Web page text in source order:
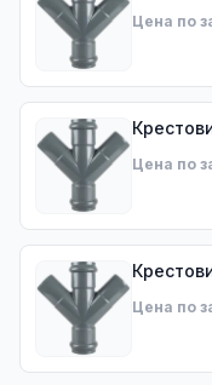
Цена по
Цена по
Цена по